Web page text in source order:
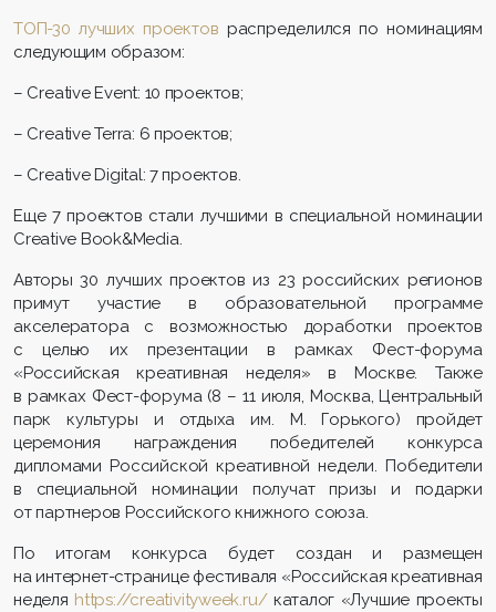
ТОП-30 лучших проектов распределился по номинациям
следующим образом:
– Creative Event: 10 проектов;
– Creative Terra: 6 проектов;
– Creative Digital: 7 проектов.
Еще 7 проектов стали лучшими в специальной номинации
Сreative Book&Media.
Авторы 30 лучших проектов из 23 российских регионов
примут участие в образовательной программе
акселератора с возможностью доработки проектов
с целью их презентации в рамках Фест-форума
«Российская креативная неделя» в Москве. Также
в рамках Фест-форума (8 – 11 июля, Москва, Центральный
парк культуры и отдыха им. М. Горького) пройдет
церемония награждения победителей конкурса
дипломами Российской креативной недели. Победители
в специальной номинации получат призы и подарки
от партнеров Российского книжного союза.
По итогам конкурса будет создан и размещен
на интернет-странице фестиваля «Российская креативная
неделя https://creativityweek.ru/каталог «Лучшие проекты